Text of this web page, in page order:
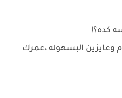
كده؟!
البسهوله ،عمرك